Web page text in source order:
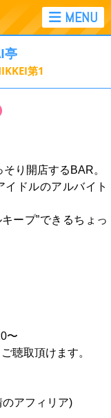
亭
第1
り開店するBAR。
ドルのアルバイト
ープ”できるちょっ
〜
聴取頂けます。
のアフィリア)